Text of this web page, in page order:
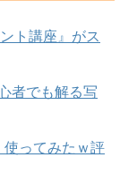
ト講座』がス
者でも解る写
ってみたｗ評